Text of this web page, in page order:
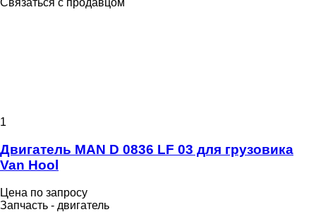
Связаться с продавцом
1
Двигатель MAN D 0836 LF 03 для грузовика
Van Hool
Цена по запросу
Запчасть - двигатель